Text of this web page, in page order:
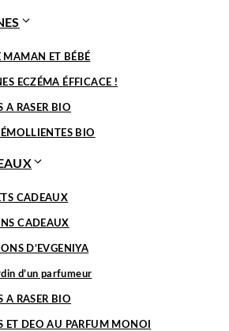
MAMAN ET BÉBÉ
ECZÉMA ÉFFICACE !
A RASER BIO
BIO
CADEAUX
CADEAUX
D’EVGENIYA
d’un parfumeur
A RASER BIO
ET DEO AU PARFUM MONOI